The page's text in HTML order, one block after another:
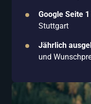
Google Seite
Stuttgart
Jährlich
und